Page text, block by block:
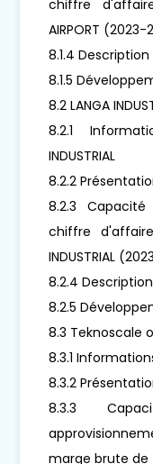
chiffre
AIRPORT (2023-
8.1.4 Description
8.1.5
8.2 LANGA
8.2.1
INDUSTRIAL
8.2.2
8.2.3
chiffre
INDUSTRIAL
8.2.4 Description
8.2.5
8.3 Teknoscale
8.3.1
8.3.2
8.3.3
marge brute de